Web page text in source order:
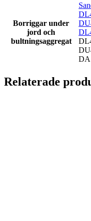
Borriggar under
jord och
bultningsaggregat
Relaterade